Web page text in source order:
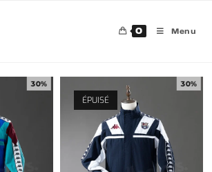
0 Menu
30% 30%
ÉPUISÉ